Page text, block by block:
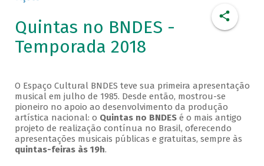
Quintas no BNDES -
Temporada 2018
O Espaço Cultural BNDES teve sua primeira apresentação
musical em julho de 1985. Desde então, mostrou-se
pioneiro no apoio ao desenvolvimento da produção
artística nacional: o Quintas no BNDESé o mais antigo
projeto de realização contínua no Brasil, oferecendo
apresentações musicais públicas e gratuitas, sempre às
quintas-feiras às 19h.